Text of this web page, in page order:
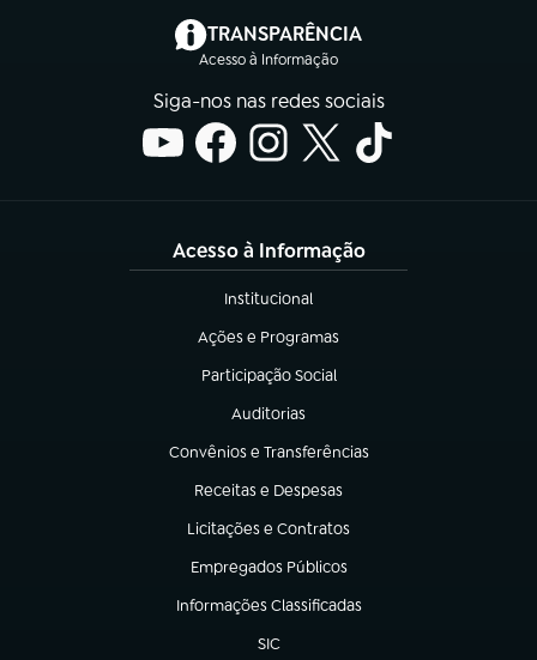
TRANSPARÊNCIA
Acesso à Informação
(abre em nova aba)
Siga-nos nas redes sociais
Acesso à Informação
Institucional
(abre em nova aba)
Ações e Programas
(abre em nova aba)
Participação Social
(abre em nova aba)
Auditorias
(abre em nova aba)
Convênios e Transferências
(abre em nova aba)
Receitas e Despesas
(abre em nova aba)
Licitações e Contratos
(abre em nova aba)
Empregados Públicos
(abre em nova aba)
Informações Classificadas
(abre em nova aba)
SIC
(abre em nova aba)